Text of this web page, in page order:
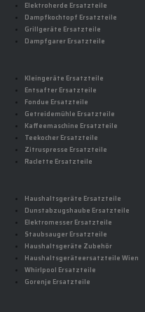
Elektroherde Ersatzteile
Dampfkochtopf Ersatzteile
Grillgeräte Ersatzteile
Dampfgarer Ersatzteile
Kleingeräte Ersatzteile
Entsafter Ersatzteile
Fondue Ersatzteile
Getreidemühle Ersatzteile
Kaffeemaschine Ersatzteile
Teekocher Ersatzteile
Zitruspresse Ersatzteile
Raclette Ersatzteile
Haushaltsgeräte Ersatzteile
Dunstabzugshaube Ersatzteile
Elektromesser Ersatzteile
Staubsauger Ersatzteile
Haushaltsgeräte Zubehör
Haushaltsgeräteersatzteile Wien
Whirlpool Ersatzteile
Gorenje Ersatzteile